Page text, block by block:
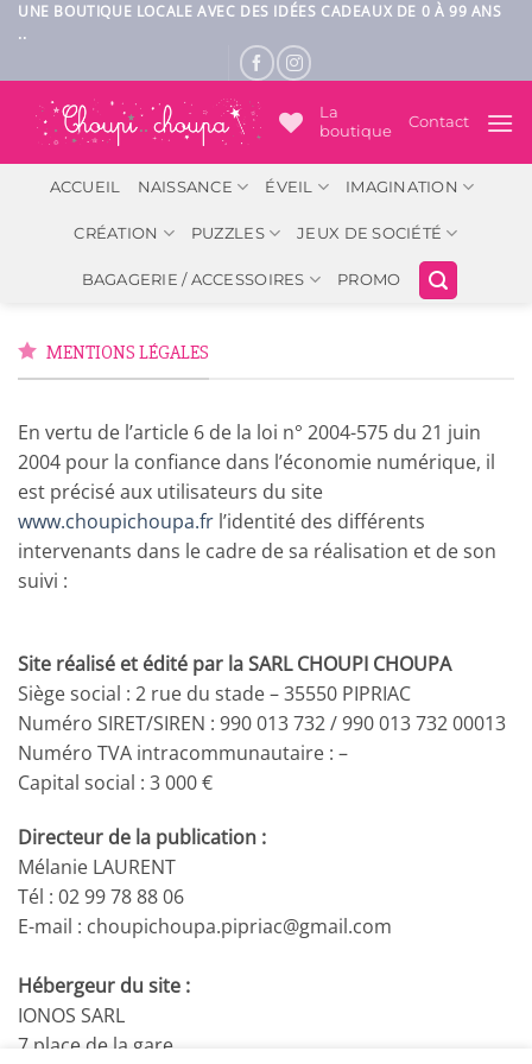
Passer
au
UNE BOUTIQUE LOCALE AVEC DES IDÉES CADEAUX DE 0 À 99 ANS
..
La
boutique
Contact
ACCUEIL NAISSANCE ÉVEIL IMAGINATION
CRÉATION PUZZLES JEUX DE SOCIÉTÉ
BAGAGERIE / ACCESSOIRES PROMO
MENTIONS LÉGALES
En vertu de l’article 6 de la loi n° 2004-575 du 21 juin
2004 pour la confiance dans l’économie numérique, il
est précisé aux utilisateurs du site
www.choupichoupa.fr l’identité des différents
intervenants dans le cadre de sa réalisation et de son
suivi :
Site réalisé et édité par la SARL CHOUPI CHOUPA
Siège social : 2 rue du stade – 35550 PIPRIAC
Numéro SIRET/SIREN : 990 013 732 / 990 013 732 00013
Numéro TVA intracommunautaire : –
Capital social : 3 000 €
Directeur de la publication :
Mélanie LAURENT
Tél : 02 99 78 88 06
E-mail : choupichoupa.pipriac@gmail.com
Hébergeur du site :
IONOS SARL
7 place de la gare